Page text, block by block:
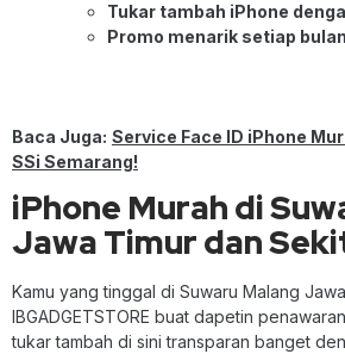
Tukar tambah iPhone
Promo menarik setiap bulan
Baca Juga: Service Face ID iPhone
SSi Semarang!
iPhone Murah di
Jawa Timur dan
Kamu yang tinggal di Suwaru Malang
IBGADGETSTORE buat dapetin
tukar tambah di sini transparan banget